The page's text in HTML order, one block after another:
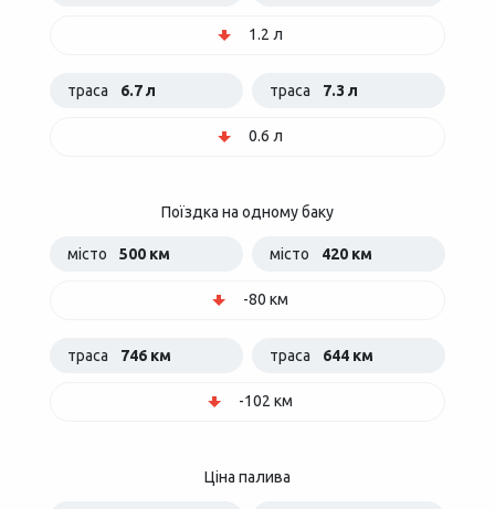
1.2 л
траса 6.7 л траса 7.3 л
0.6 л
Поїздка на одному баку
місто 500 км місто 420 км
-80 км
траса 746 км траса 644 км
-102 км
Ціна палива